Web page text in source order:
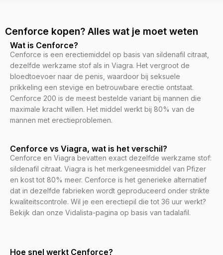
Cenforce kopen? Alles wat je moet weten
Wat is Cenforce?
Cenforce is een erectiemiddel op basis van sildenafil citraat,
dezelfde werkzame stof als in Viagra. Het vergroot de
bloedtoevoer naar de penis, waardoor bij seksuele
prikkeling een stevige en betrouwbare erectie ontstaat.
Cenforce 200 is de meest bestelde variant bij mannen die
maximale kracht willen. Het middel werkt bij 80% van de
mannen met erectieproblemen.
Cenforce vs Viagra, wat is het verschil?
Cenforce en Viagra bevatten exact dezelfde werkzame stof:
sildenafil citraat. Viagra is het merkgeneesmiddel van Pfizer
en kost tot 80% meer. Cenforce is het generieke alternatief
dat in dezelfde fabrieken wordt geproduceerd onder strikte
kwaliteitscontrole. Wil je een erectiepil die tot 36 uur werkt?
Bekijk dan onze Vidalista-pagina op basis van tadalafil.
Hoe snel werkt Cenforce?